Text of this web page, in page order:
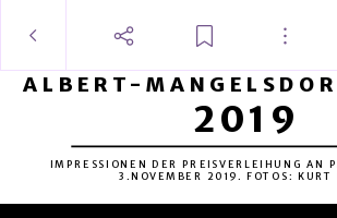
ALBERT-
2019
IMPRESSIONEN DER PREISVERLEIHUNG AN
3.NOVEMBER 2019. FOTOS: KURT